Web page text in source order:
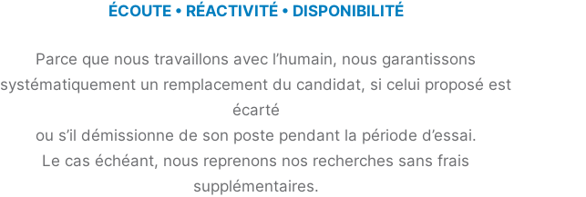
ÉCOUTE • RÉACTIVITÉ • DISPONIBILITÉ
Parce que nous travaillons avec l’humain, nous garantissons
systématiquement un remplacement du candidat, si celui proposé est
écarté
ou s’il démissionne de son poste pendant la période d’essai.
Le cas échéant, nous reprenons nos recherches sans frais
supplémentaires.